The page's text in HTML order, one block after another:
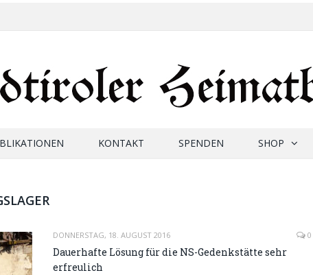
KONTAKT SPENDEN SHOP
DONNERSTAG, 18. AUGUST 2016 0
Dauerhafte Lösung für die NS-Gedenkstätte sehr
erfreulich